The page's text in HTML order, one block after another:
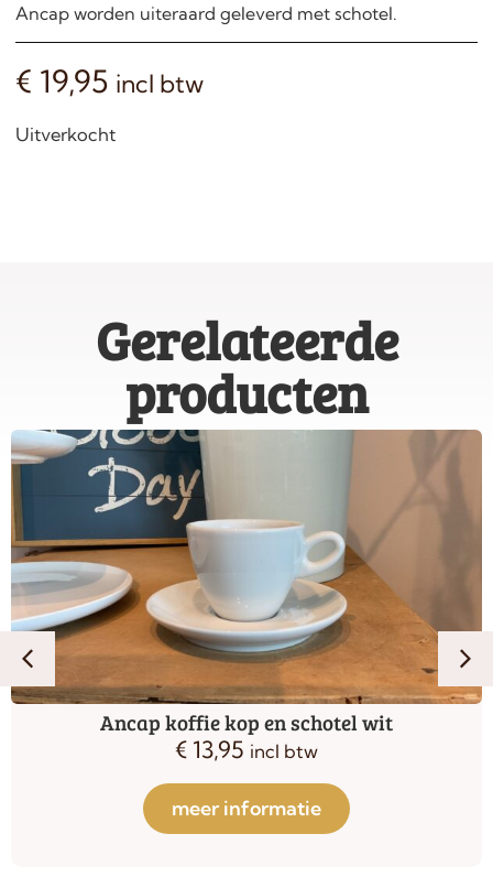
Ancap worden uiteraard geleverd met schotel.
€ 19,95 incl btw
Uitverkocht
Gerelateerde
producten
Ancap koffie kop en schotel wit
€ 13,95 incl btw
meer informatie